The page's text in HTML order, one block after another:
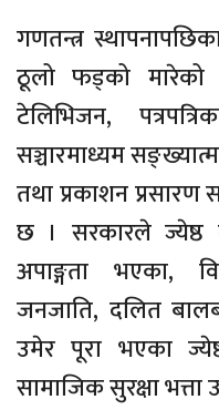
गणतन्त्र
ठूलो फड्को
टेलिभिजन,
सञ्चारमाध्यम
तथा प्रकाशन प्रसारण
छ । सरकारले ज्येष्ठ
अपाङ्गता भएका,
जनजाति, दलित
उमेर पूरा भएका
सामाजिक सुरक्षा